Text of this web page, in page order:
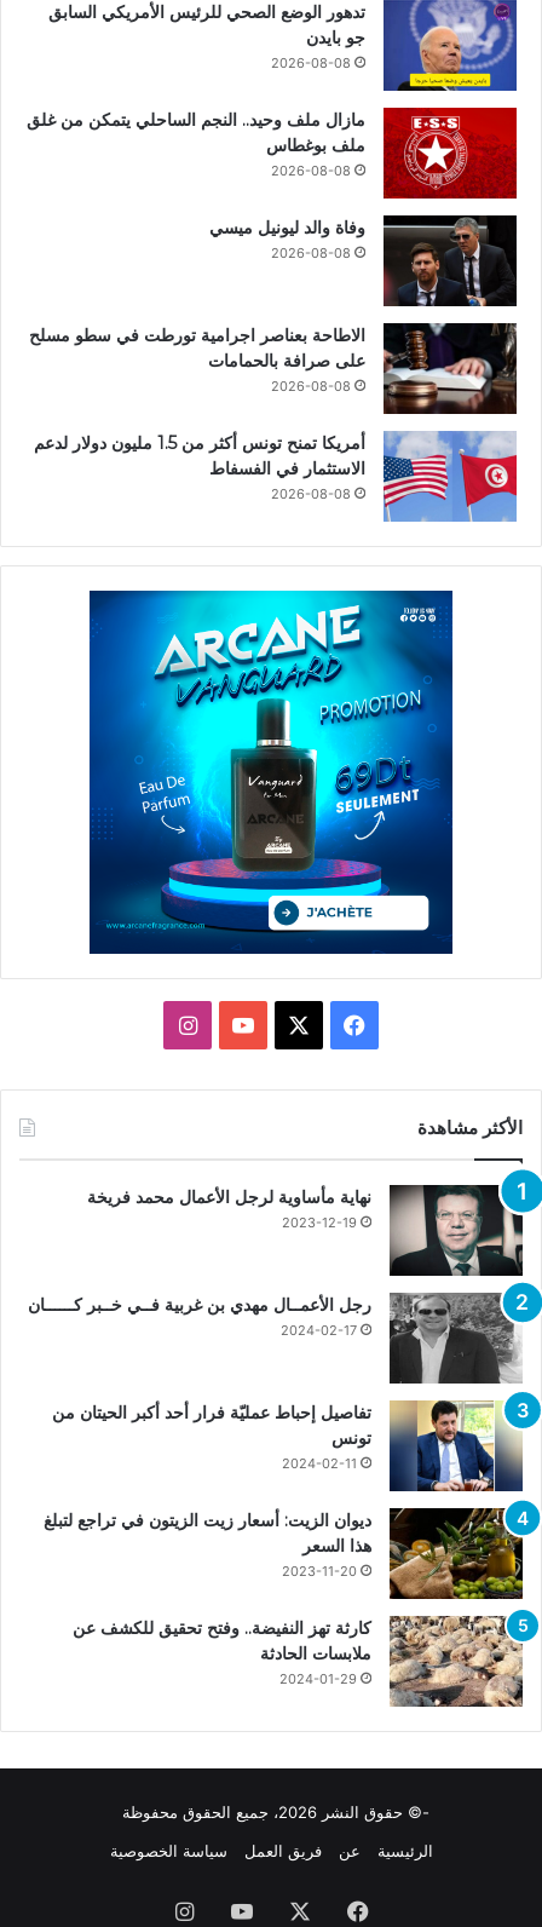
تدهور الوضع الصحي للرئيس الأمريكي السابق
جو بايدن
2026-08-08
مازال ملف وحيد.. النجم الساحلي يتمكن من غلق
ملف بوغطاس
2026-08-08
وفاة والد ليونيل ميسي
2026-08-08
الاطاحة بعناصر اجرامية تورطت في سطو مسلح
على صرافة بالحمامات
2026-08-08
أمريكا تمنح تونس أكثر من 1.5 مليون دولار لدعم
الاستثمار في الفسفاط
2026-08-08
فيسبوك يوتيوبانستقرام
الأكثر مشاهدة
نهاية مأساوية لرجل الأعمال محمد فريخة
2023-12-19
رجل الأعمــال مهدي بن غربية فــي خــبر كــــــان
2024-02-17
تفاصيل إحباط عمليّة فرار أحد أكبر الحيتان من
تونس
2024-02-11
ديوان الزيت: أسعار زيت الزيتون في تراجع لتبلغ
هذا السعر
2023-11-20
كارثة تهز النفيضة.. وفتح تحقيق للكشف عن
ملابسات الحادثة
2024-01-29
-© حقوق النشر 2026، جميع الحقوق محفوظة
الرئيسية
عن فريق العمل سياسة الخصوصية
فيسبوك يوتيوبانستقرام